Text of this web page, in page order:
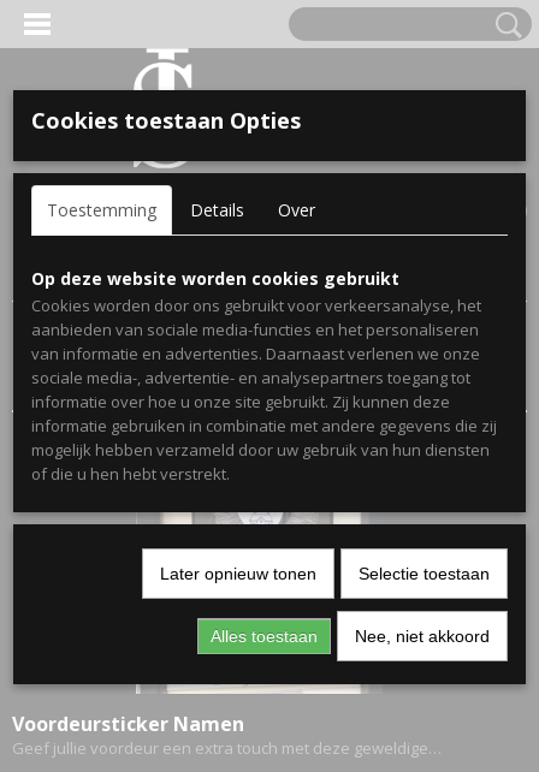
Inloggen Registreren
(0)
Home >Webshop>Stickers> Voordeurstickers
Sorteer op:
Voordeursticker Namen
Geef jullie voordeur een extra touch met deze geweldige…
VOOR KINDEREN
OPA & OMA.
NAAM EN GEBOORTEJAAR
Cookies toestaan Opties
Toestemming Details Over
Op deze website worden cookies gebruikt
Cookies worden door ons gebruikt voor verkeersanalyse, het
aanbieden van sociale media-functies en het personaliseren
van informatie en advertenties. Daarnaast verlenen we onze
sociale media-, advertentie- en analysepartners toegang tot
informatie over hoe u onze site gebruikt. Zij kunnen deze
informatie gebruiken in combinatie met andere gegevens die zij
mogelijk hebben verzameld door uw gebruik van hun diensten
of die u hen hebt verstrekt.
Later opnieuw tonen Selectie toestaan
Alles toestaan Nee, niet akkoord